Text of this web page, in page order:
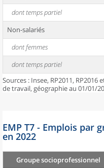
dont temps partiel
Non-salariés
dont femmes
dont temps partiel
Sources : Insee, RP2011,
de travail, géographie au 01/01/
EMP T7 - Emplois par
en 2022
Groupe socioprofessionnel